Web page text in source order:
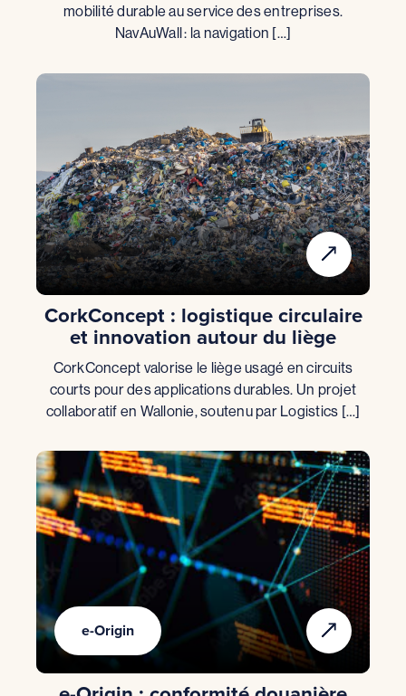
mobilité durable au service des entreprises.
NavAuWall : la navigation […]
CorkConcept : logistique circulaire
et innovation autour du liège
CorkConcept valorise le liège usagé en circuits
courts pour des applications durables. Un projet
collaboratif en Wallonie, soutenu par Logistics […]
e-Origin